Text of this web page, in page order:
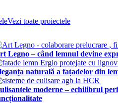
Vezi toate proiectele
Legno – când lemnul devine
naturală a fațadelor din
moderne – echilibrul